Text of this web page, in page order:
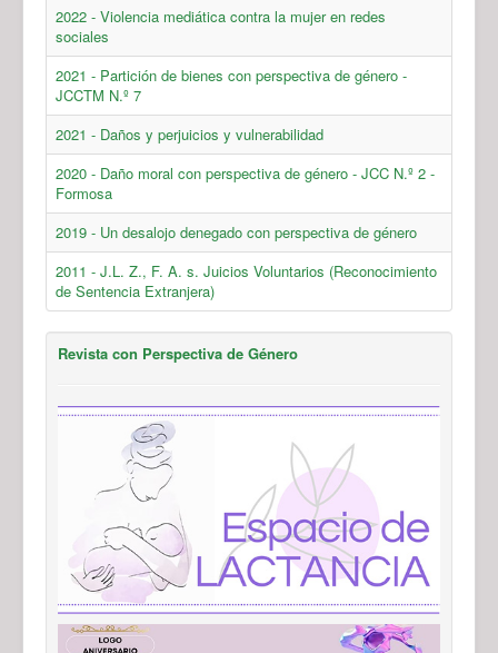
2022 - Violencia mediática contra la mujer en redes
sociales
2021 - Partición de bienes con perspectiva de género -
JCCTM N.º 7
2021 - Daños y perjuicios y vulnerabilidad
2020 - Daño moral con perspectiva de género - JCC N.º 2 -
Formosa
2019 - Un desalojo denegado con perspectiva de género
2011 - J.L. Z., F. A. s. Juicios Voluntarios (Reconocimiento
de Sentencia Extranjera)
Revista con Perspectiva de Género